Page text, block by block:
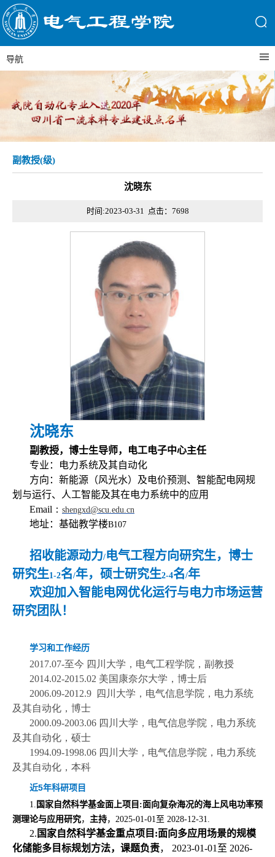
导航
副教授(级)
沈晓东
时间:2023-03-31 点击： 7698
沈晓东
副教授，博士生导师，电工电子中心主任
专业：电力系统及其自动化
方向：新能源（风光水）及电价预测、智能配电网规
划与运行、人工智能及其在电力系统中的应用
Email： shengxd@scu.edu.cn
地址：基础教学楼B107
招收能源动力/电气工程方向研究生，博士
研究生1-2名/年，硕士研究生2-4名/年
欢迎加入智能电网优化运行与电力市场运营
研究团队！
学习和工作经历
2017.07-至今 四川大学，电气工程学院，副教授
2014.02-2015.02 美国康奈尔大学，博士后
2006.09-2012.9 四川大学，电气信息学院，电力系统
及其自动化，博士
2000.09-2003.06 四川大学，电气信息学院，电力系统
及其自动化，硕士
1994.09-1998.06 四川大学，电气信息学院，电力系统
及其自动化，本科
近5年科研项目
1. 国家自然科学基金面上项目:面向复杂海况的海上风电功率预
测理论与应用研究， 主持，2025-01-01至 2028-12-31.
2. 国家自然科学基金重点项目:面向多应用场景的规模
化储能多目标规划方法，课题负责， 2023-01-01至 2026-